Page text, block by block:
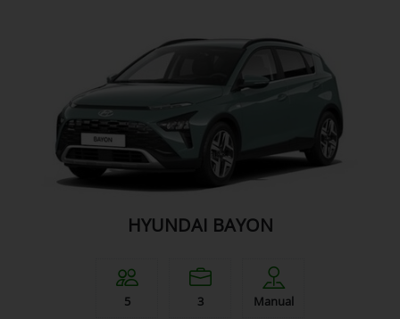
HYUNDAI BAYON
5 3 Manual